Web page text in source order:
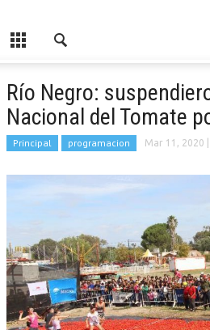
Río Negro:
Nacional del Tomate
Principal programacion Mar 11, 2020